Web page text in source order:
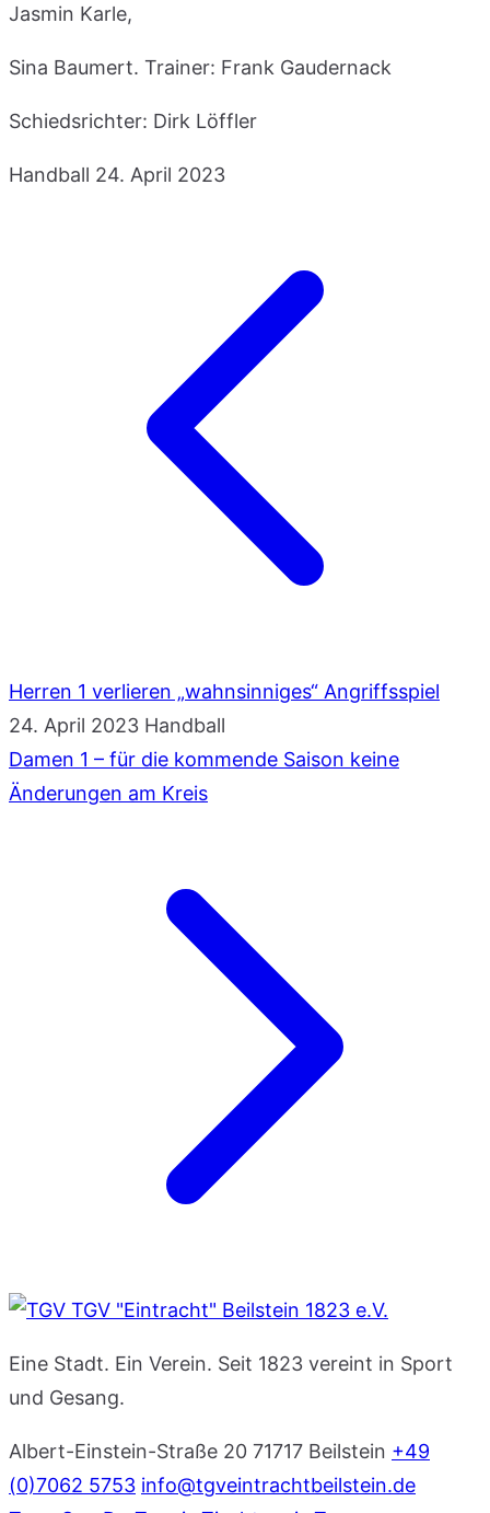
Jasmin Karle,
Sina Baumert. Trainer: Frank Gaudernack
Schiedsrichter: Dirk Löffler
Handball 24. April 2023
Herren 1 verlieren „wahnsinniges“ Angriffsspiel
24. April 2023 Handball
Damen 1 – für die kommende Saison keine
Änderungen am Kreis
TGV "Eintracht" Beilstein 1823 e.V.
Eine Stadt. Ein Verein. Seit 1823 vereint in Sport
und Gesang.
Albert-Einstein-Straße 20 71717 Beilstein +49
(0)7062 5753 info@tgveintrachtbeilstein.de